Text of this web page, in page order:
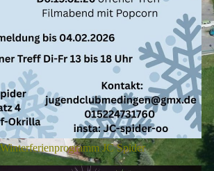
Winterferienprogramm JC Spider